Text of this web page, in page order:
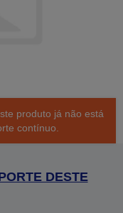
produto já não está
contínuo.
DESTE